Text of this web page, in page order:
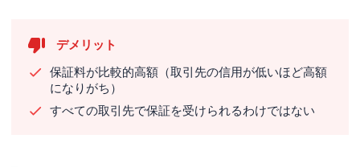
デメリット
保証料が比較的高額（取引先の信用が低いほど高額
になりがち）
すべての取引先で保証を受けられるわけではない